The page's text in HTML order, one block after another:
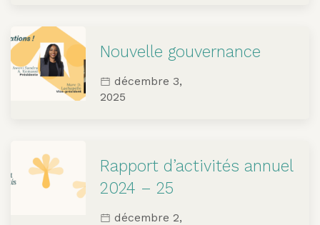
Nouvelle gouvernance
décembre 3,
2025
Rapport d’activités annuel
2024 – 25
décembre 2,